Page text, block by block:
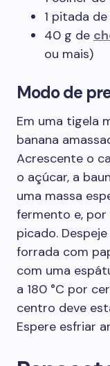
1 pitada de
40 g de
ou mais)
Modo de
Em uma tigela
banana
Acrescente o
o açúcar, a
uma massa
fermento e,
picado.
forrada com
com uma
a 180 °C por
centro deve
Espere esfriar